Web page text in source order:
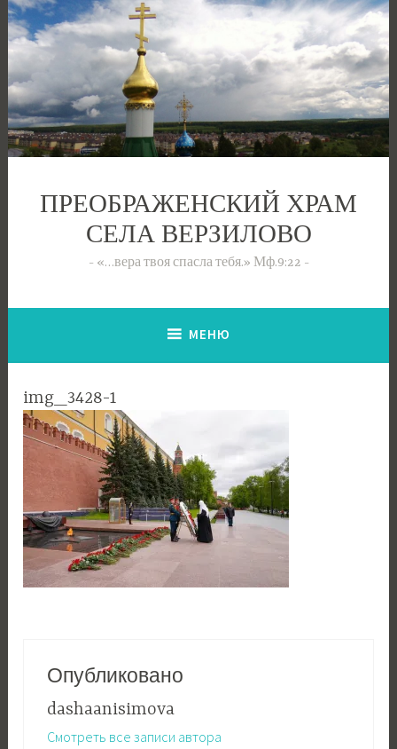
Перейти
к
содержимому
ПРЕОБРАЖЕНСКИЙ ХРАМ
СЕЛА ВЕРЗИЛОВО
«…вера твоя спасла тебя.» Мф.9:22
МЕНЮ
img_3428-1
Опубликовано
dashaanisimova
Смотреть все записи автора